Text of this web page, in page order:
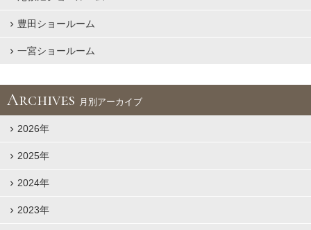
豊田ショールーム
一宮ショールーム
Archives 月別アーカイブ
2026年
2025年
2024年
2023年